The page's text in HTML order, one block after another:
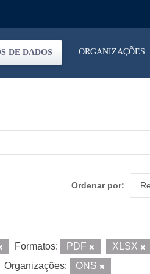
DE DADOS ORGANIZAÇÕES
Ordenar por
Formatos: PDF XLSX
Organizações: ONS